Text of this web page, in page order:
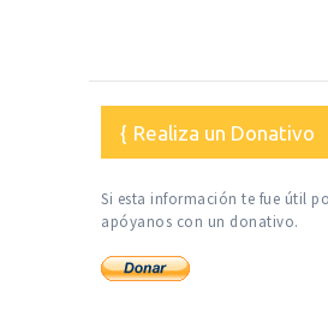
Realiza un Donativo
Si esta información te fue útil
apóyanos con un donativo.